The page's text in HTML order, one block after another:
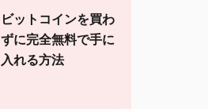
ビットコインを買わ
ずに完全無料で手に
入れる方法